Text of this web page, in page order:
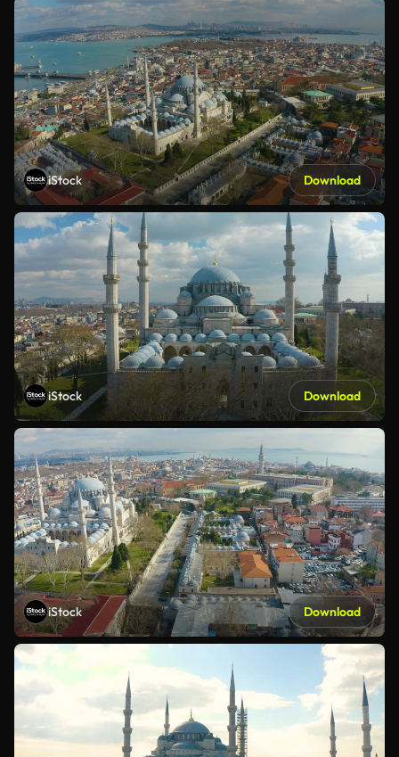
iStock Download
iStock Download
iStock Download